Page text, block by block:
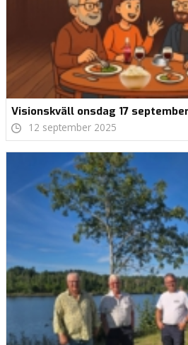
Visionskväll onsdag 17 september
12 september 2025